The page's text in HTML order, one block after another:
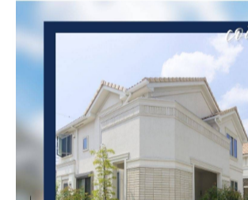
工事範囲・施工面積が明確に記載され
塗料の種類・グレード・メーカー名
下地処理や足場設置など必要な工程が
保証内容・アフターフォローの有無
助成金や補助金の適用可否
これらをしっかり確認することで、不
ラブルを防ぎやすくなります。特に初
る方や、ご高齢の方は、家族や信頼で